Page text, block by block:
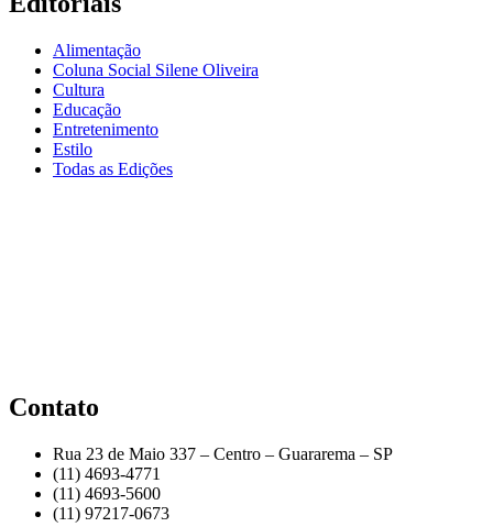
Alimentação
Coluna Social Silene Oliveira
Cultura
Educação
Entretenimento
Estilo
Todas as Edições
Contato
Rua 23 de Maio 337 – Centro – Guararema – SP
(11) 4693-4771
(11) 4693-5600
(11) 97217-0673